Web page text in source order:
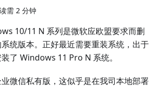
需 2 分钟
10/11 N 系列是微软应欧盟要求而删
统版本。正好最近需要重装系统，出于
了 Windows 11 Pro N 系统。
微信私有版，这似乎是在我司本地部署